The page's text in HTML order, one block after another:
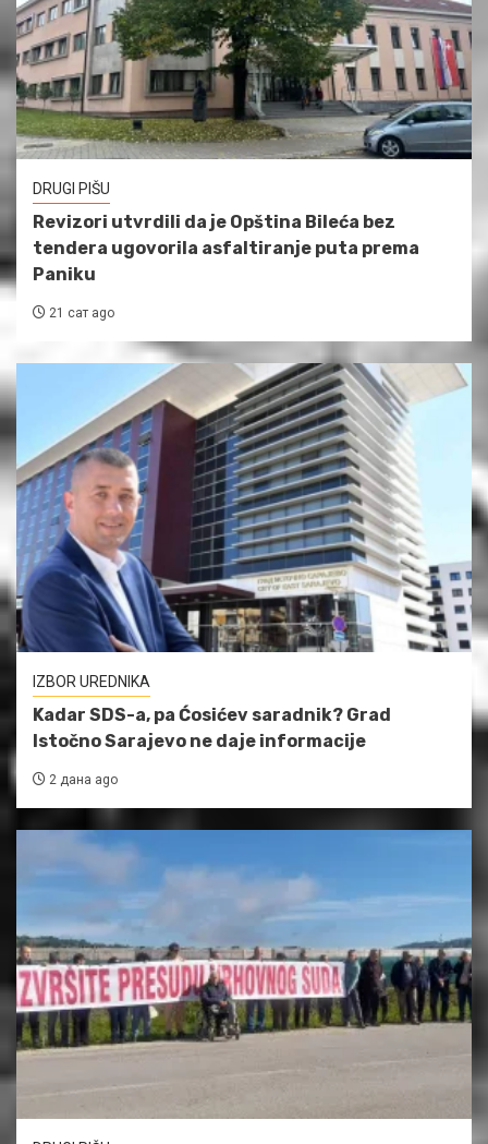
DRUGI PIŠU
Revizori utvrdili da je Opština Bileća bez
tendera ugovorila asfaltiranje puta prema
Paniku
21 сат ago
IZBOR UREDNIKA
Kadar SDS-a, pa Ćosićev saradnik? Grad
Istočno Sarajevo ne daje informacije
2 дана ago